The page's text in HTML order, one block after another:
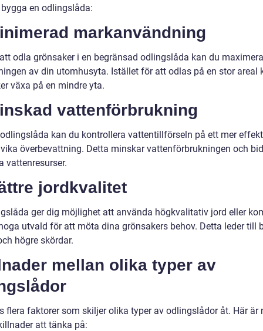
en odlingslåda:
markanvändning
odla grönsaker i en begränsad odlingslåda kan du maximera
av din utomhusyta. Istället för att odlas på en stor areal
växa på en mindre yta.
vattenförbrukning
kan du kontrollera vattentillförseln på ett mer
överbevattning. Detta minskar vattenförbrukningen och
vattenresurser.
jordkvalitet
ger dig möjlighet att använda högkvalitativ jord eller
utvald för att möta dina grönsakers behov. Detta leder till
högre skördar.
mellan olika typer av
flera faktorer som skiljer olika typer av odlingslådor åt. Här är
att tänka på: